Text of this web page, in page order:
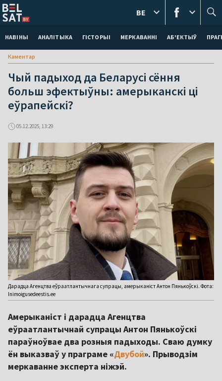
НАВІНЫ АНАЛІТЫКА ГІСТОРЫІ МЕРКАВАННI АБ'ЕКТЫЎ
BE
Каментар
Чый падыход да Беларусі сёння
больш эфектыўны: амерыканскі ці
еўрапейскі?
05.12.2025, 13:29
Дарадца Агенцтва еўраатлантычнага супрацы, амерыканіст Антон Пянькоўскі. Фота:
Inimoigusedeestis.ee
Амерыканіст і дарадца Агенцтва
еўраатлантычнай супрацы Антон Пянькоўскі
параўноўвае два розныя падыходы. Сваю думку
ён выказваў у праграме «Двубой». Прыводзім
меркаванне эксперта ніжэй.